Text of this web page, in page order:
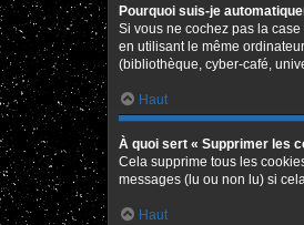
Pourquoi suis-je
Si vous ne cochez pas la case
en utilisant le même
(bibliothèque, cyber-café,
Haut
À quoi sert « Supprimer les
Cela supprime tous les
messages (lu ou non lu) si
Haut